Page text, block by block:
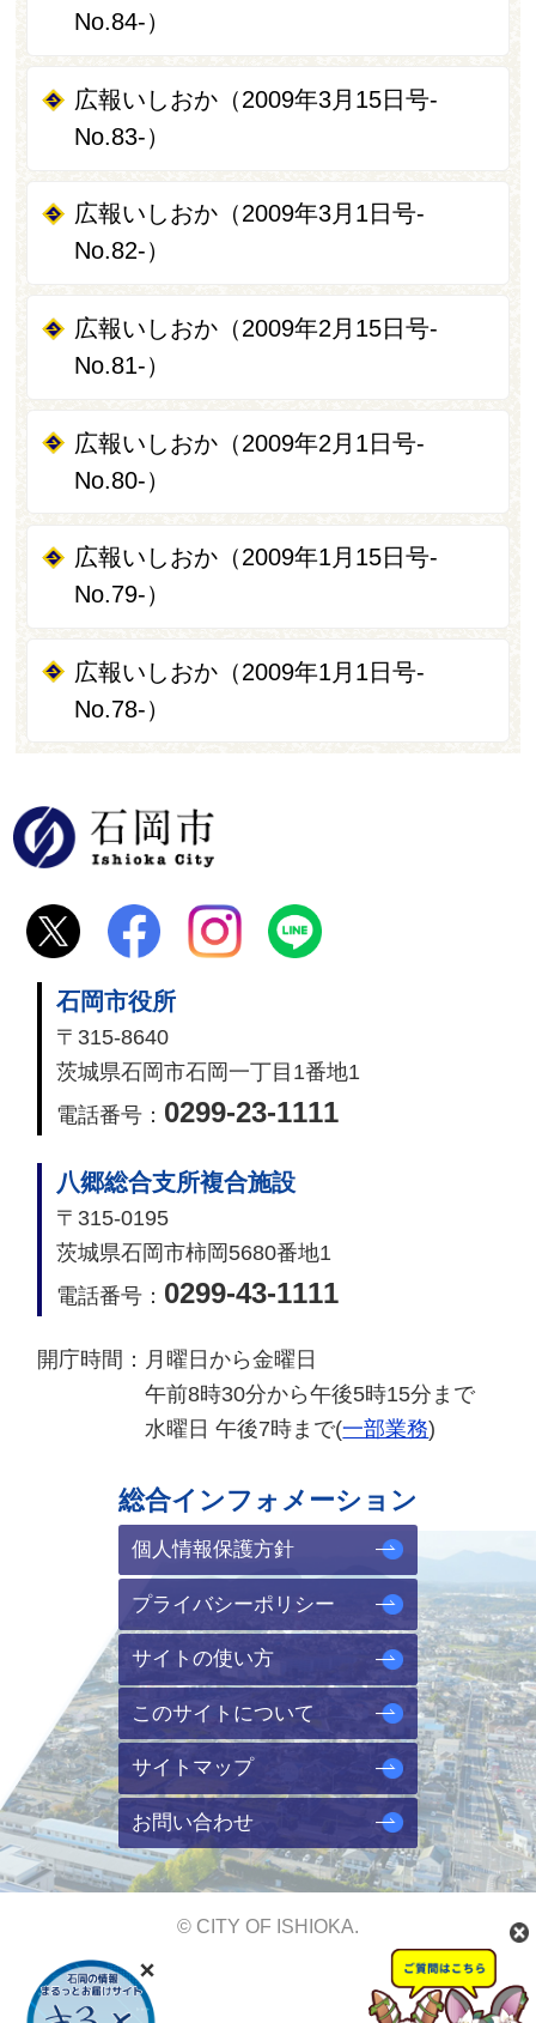
No.84-）
広報いしおか（2009年3月15日号-
No.83-）
広報いしおか（2009年3月1日号-
No.82-）
広報いしおか（2009年2月15日号-
No.81-）
広報いしおか（2009年2月1日号-
No.80-）
広報いしおか（2009年1月15日号-
No.79-）
広報いしおか（2009年1月1日号-
No.78-）
石岡市役所
〒315-8640
茨城県石岡市石岡一丁目1番地1
電話番号： 0299-23-1111
八郷総合支所複合施設
〒315-0195
茨城県石岡市柿岡5680番地1
電話番号： 0299-43-1111
開庁時間： 月曜日から金曜日
午前8時30分から午後5時15分まで
水曜日 午後7時まで(一部業務)
総合インフォメーション
個人情報保護方針
プライバシーポリシー
サイトの使い方
このサイトについて
サイトマップ
お問い合わせ
© CITY OF ISHIOKA.